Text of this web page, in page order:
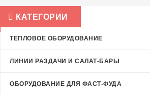
КАТЕГОРИИ
ТЕПЛОВОЕ ОБОРУДОВАНИЕ
ЛИНИИ РАЗДАЧИ И САЛАТ-БАРЫ
ОБОРУДОВАНИЕ ДЛЯ ФАСТ-ФУДА